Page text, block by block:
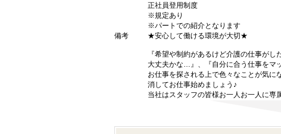
正社員登用制度
※規定あり
※パートでの紹介となります
備考
★安心して働ける環境が大切★
『希望や制約があるけど介護の仕事が
大丈夫かな…』、『自分に合う仕事をマ
お仕事を探される上で色々なことが気
消してお仕事始めましょう♪
当社はスタッフの皆様お一人お一人に専